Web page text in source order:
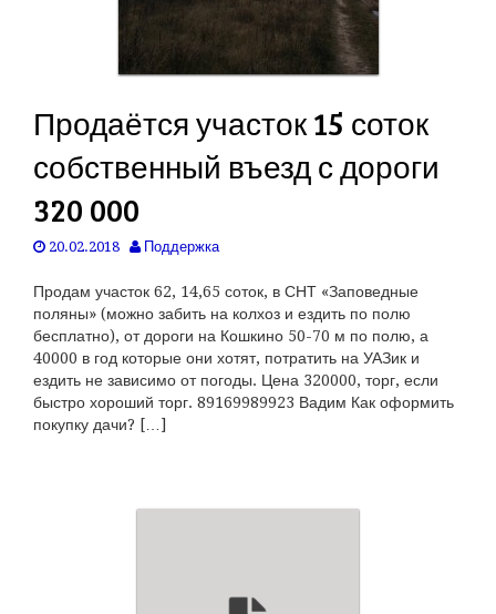
Продаётся участок 15 соток
собственный въезд с дороги
320 000
20.02.2018 Поддержка
Продам участок 62, 14,65 соток, в СНТ «Заповедные
поляны» (можно забить на колхоз и ездить по полю
бесплатно), от дороги на Кошкино 50-70 м по полю, а
40000 в год которые они хотят, потратить на УАЗик и
ездить не зависимо от погоды. Цена 320000, торг, если
быстро хороший торг. 89169989923 Вадим Как оформить
покупку дачи? […]